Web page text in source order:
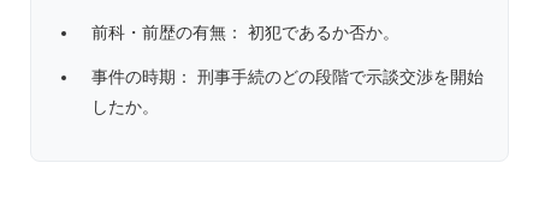
前科・前歴の有無： 初犯であるか否か。
事件の時期： 刑事手続のどの段階で示談交渉を開始
したか。